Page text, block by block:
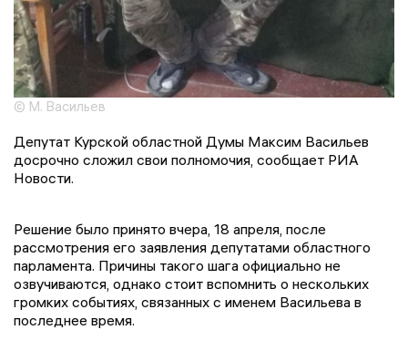
© М. Васильев
Депутат Курской областной Думы Максим Васильев
досрочно сложил свои полномочия, сообщает РИА
Новости.
Решение было принято вчера, 18 апреля, после
рассмотрения его заявления депутатами областного
парламента. Причины такого шага официально не
озвучиваются, однако стоит вспомнить о нескольких
громких событиях, связанных с именем Васильева в
последнее время.